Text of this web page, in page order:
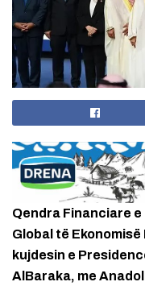
Qendra Financiare
Global të
kujdesin e
AlBaraka, me